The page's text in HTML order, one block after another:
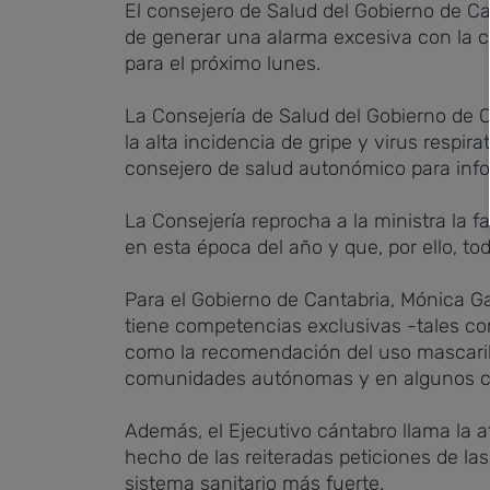
El consejero de Salud del Gobierno de
de generar una alarma excesiva con la
para el próximo lunes.
La Consejería de Salud del Gobierno
la alta incidencia de gripe y virus
consejero de salud autonómico para
La Consejería reprocha a la ministra la
en esta época del año y que, por ello,
Para el Gobierno de Cantabria, Mónica
tiene competencias exclusivas -tales
como la recomendación del uso
comunidades autónomas y en algunos
Además, el Ejecutivo cántabro llama la
hecho de las reiteradas peticiones de
sistema sanitario más fuerte.